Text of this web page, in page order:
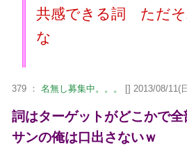
共感できる詞 ただそ
な
379 ： 名無し募集中。。。 [] 2013/08/11(
詞はターゲットがどこかで全
サンの俺は口出さないｗ